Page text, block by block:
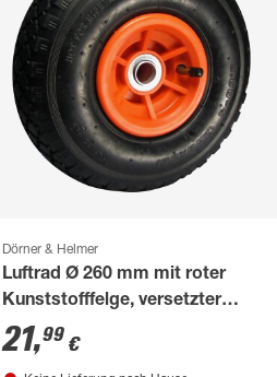
Dörner & Helmer
Luftrad Ø 260 mm mit roter
Kunststofffelge, versetzter
Nabe, Kugellager und
Blockprofil
21,99€